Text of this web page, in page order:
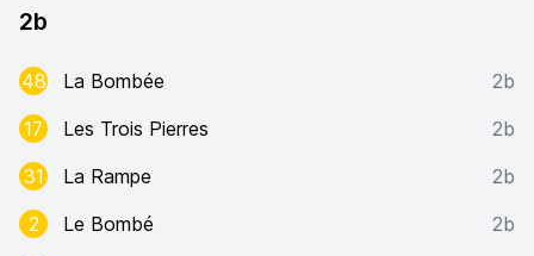
2b
48 La Bombée
2b
17
Les Trois Pierres
2b
31
La Rampe
2b
2
Le Bombé
2b